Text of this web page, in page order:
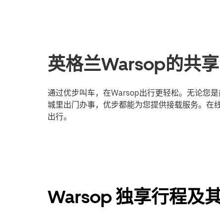
英格兰Warsop的共
通过优步叫车，在Warsop出行更轻松。无论您
城里出门办事，优步都能为您提供接载服务。在
出行。
Warsop 独享行程及